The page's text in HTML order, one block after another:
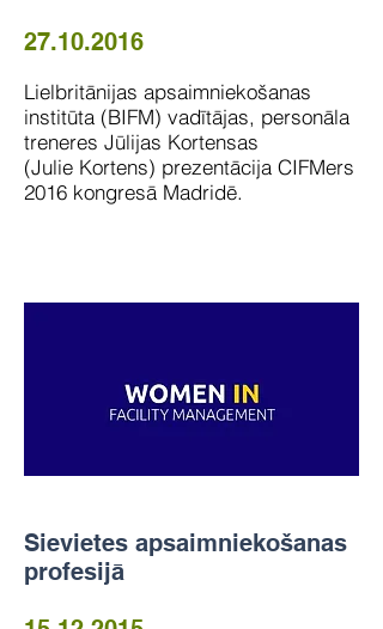
27.10.2016
Lielbritānijas apsaimniekošanas
institūta (BIFM) vadītājas, personāla
treneres Jūlijas Kortensas
(Julie Kortens) prezentācija CIFMers
2016 kongresā Madridē.
Sievietes apsaimniekošanas
profesijā